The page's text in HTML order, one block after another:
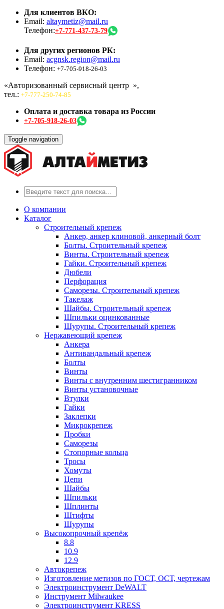
Для клиентов ВКО:
Email: altaymetiz@mail.ru
Телефон:+7-771-437-73-79
Для других регионов РК:
Email: acgnsk.region@mail.ru
Телефон: +7-705-918-26-03
«Авторизованный сервисный центр »,
тел.: +7-777-250-74-85
Оплата и доставка товара из России
+7-705-918-26-03
Toggle navigation
О компании
Каталог
Строительный крепеж
Анкер, анкер клиновой, анкерный болт
Болты. Строительный крепеж
Винты. Строительный крепеж
Гайки. Строительный крепеж
Дюбели
Перфорация
Саморезы. Строительный крепеж
Такелаж
Шайбы. Строительный крепеж
Шпильки оцинкованные
Шурупы. Строительный крепеж
Нержавеющий крепеж
Анкера
Антивандальный крепеж
Болты
Винты
Винты с внутренним шестигранником
Винты установочные
Втулки
Гайки
Заклепки
Микрокрепеж
Пробки
Саморезы
Стопорные кольца
Тросы
Хомуты
Цепи
Шайбы
Шпильки
Шплинты
Штифты
Шурупы
Высокопрочный крепёж
8.8
10.9
12.9
Автокрепеж
Изготовление метизов по ГОСТ, ОСТ, чертежам
Электроинструмент DeWALT
Инструмент Milwaukee
Электроинструмент KRESS